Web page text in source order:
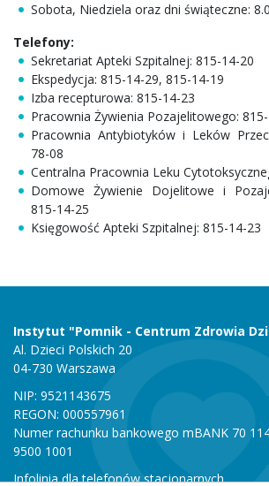
Sobota, Niedziela oraz dni świąteczne:
Telefony:
Sekretariat Apteki Szpitalnej: 815-14-20
Ekspedycja: 815-14-29, 815-14-19
Izba recepturowa: 815-14-23
Pracownia Żywienia Pozajelitowego:
Pracownia Antybiotyków i Leków
78-08
Centralna Pracownia Leku
Domowe Żywienie Dojelitowe i
815-14-25
Księgowość Apteki Szpitalnej: 815-14-23
Instytut "Pomnik - Centrum Zdrowia
Al. Dzieci Polskich 20
04-730 Warszawa
NIP: 9521143675
REGON: 000557961
Numer rachunku bankowego mBANK 70
9500 1001
Infolinia dla telefonów stacjonarnych